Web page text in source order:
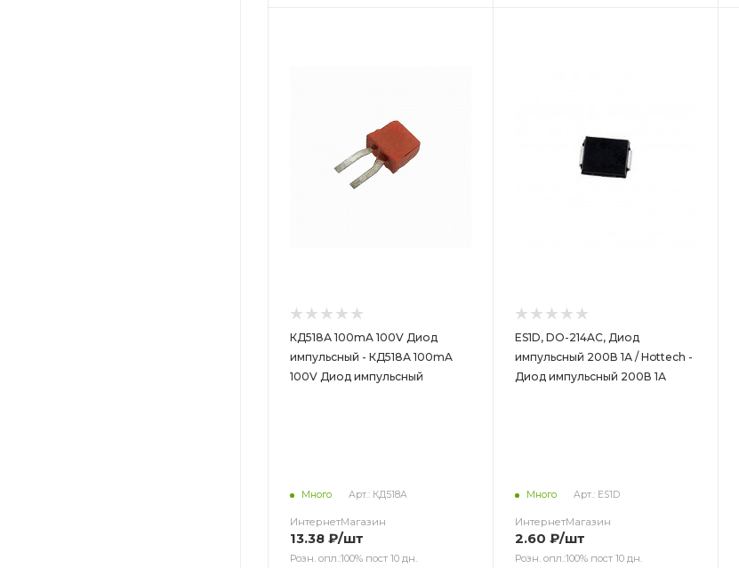
КД518А 100mA 100V Диод
импульсный - КД518А 100mA
100V Диод импульсный
Много Арт.: КД518А
ИнтернетМагазин
13.38 ₽/шт
Розн. опл.:100% пост 10 дн.
ES1D, DO-214AC, Диод
импульсный 200В 1А / Hottech -
Диод импульсный 200В 1А
Много Арт.: ES1D
ИнтернетМагазин
2.60 ₽/шт
Розн. опл.:100% пост 10 дн.